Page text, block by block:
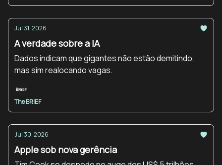
Jul 31, 2026
A verdade sobre a IA
Dados indicam que gigantes não estão demitindo,
mas sim realocando vagas.
The BRIEF
Jul 30, 2026
Apple sob nova gerência